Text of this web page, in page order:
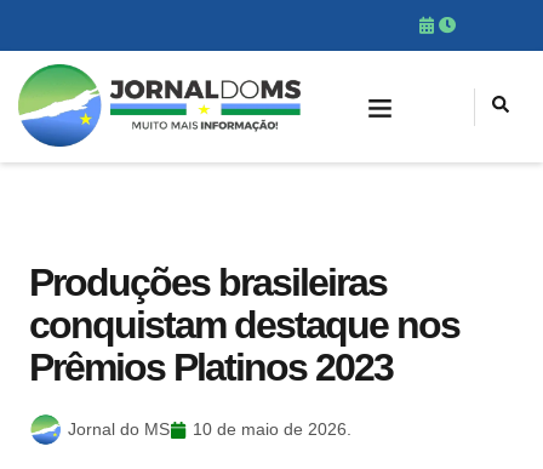
Produções brasileiras
conquistam destaque nos
Prêmios Platinos 2023
Jornal do MS 10 de maio de 2026.